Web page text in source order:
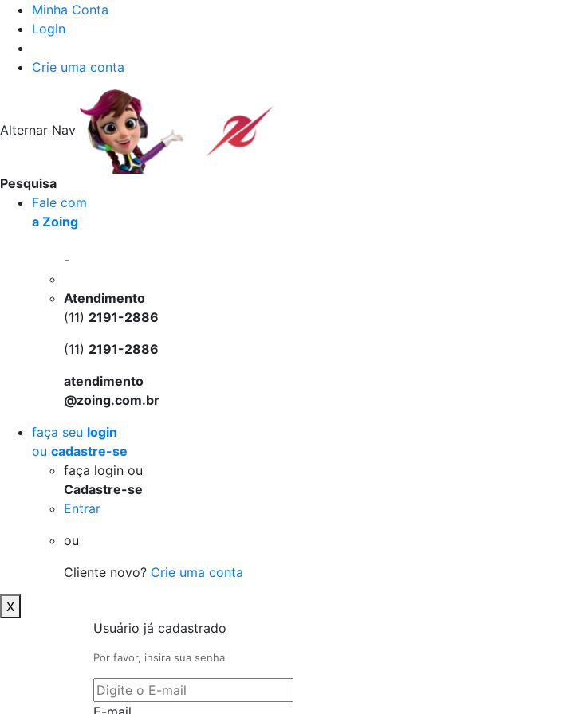
Minha Conta
Login
Crie uma conta
Alternar Nav
Pesquisa
Fale com
a Zoing
-
Atendimento
(11) 2191-2886
(11) 2191-2886
atendimento
@zoing.com.br
faça seu login
ou cadastre-se
faça login ou
Cadastre-se
Entrar
ou
Cliente novo? Crie uma conta
X
Usuário já cadastrado
Por favor, insira sua senha